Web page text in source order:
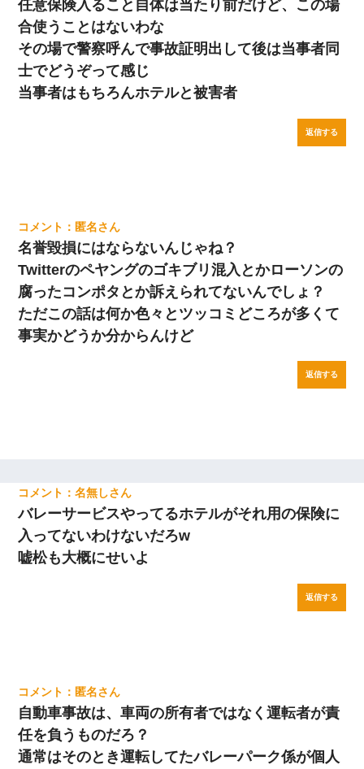
任意保険入ること自体は当たり前だけど、この場
合使うことはないわな
その場で警察呼んで事故証明出して後は当事者同
士でどうぞって感じ
当事者はもちろんホテルと被害者
返信する
匿名
名誉毀損にはならないんじゃね？
Twitterのペヤングのゴキブリ混入とかローソンの
腐ったコンポタとか訴えられてないんでしょ？
ただこの話は何か色々とツッコミどころが多くて
事実かどうか分からんけど
返信する
名無し
バレーサービスやってるホテルがそれ用の保険に
入ってないわけないだろw
嘘松も大概にせいよ
返信する
匿名
自動車事故は、車両の所有者ではなく運転者が責
任を負うものだろ？
通常はそのとき運転してたバレーパーク係が個人